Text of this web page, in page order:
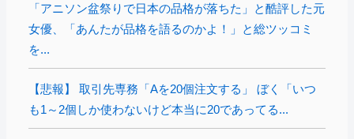
「アニソン盆祭りで日本の品格が落ちた」と酷評した元
女優、「あんたが品格を語るのかよ！」と総ツッコミ
を...
【悲報】 取引先専務「Aを20個注文する」 ぼく「いつ
も1～2個しか使わないけど本当に20であってる...